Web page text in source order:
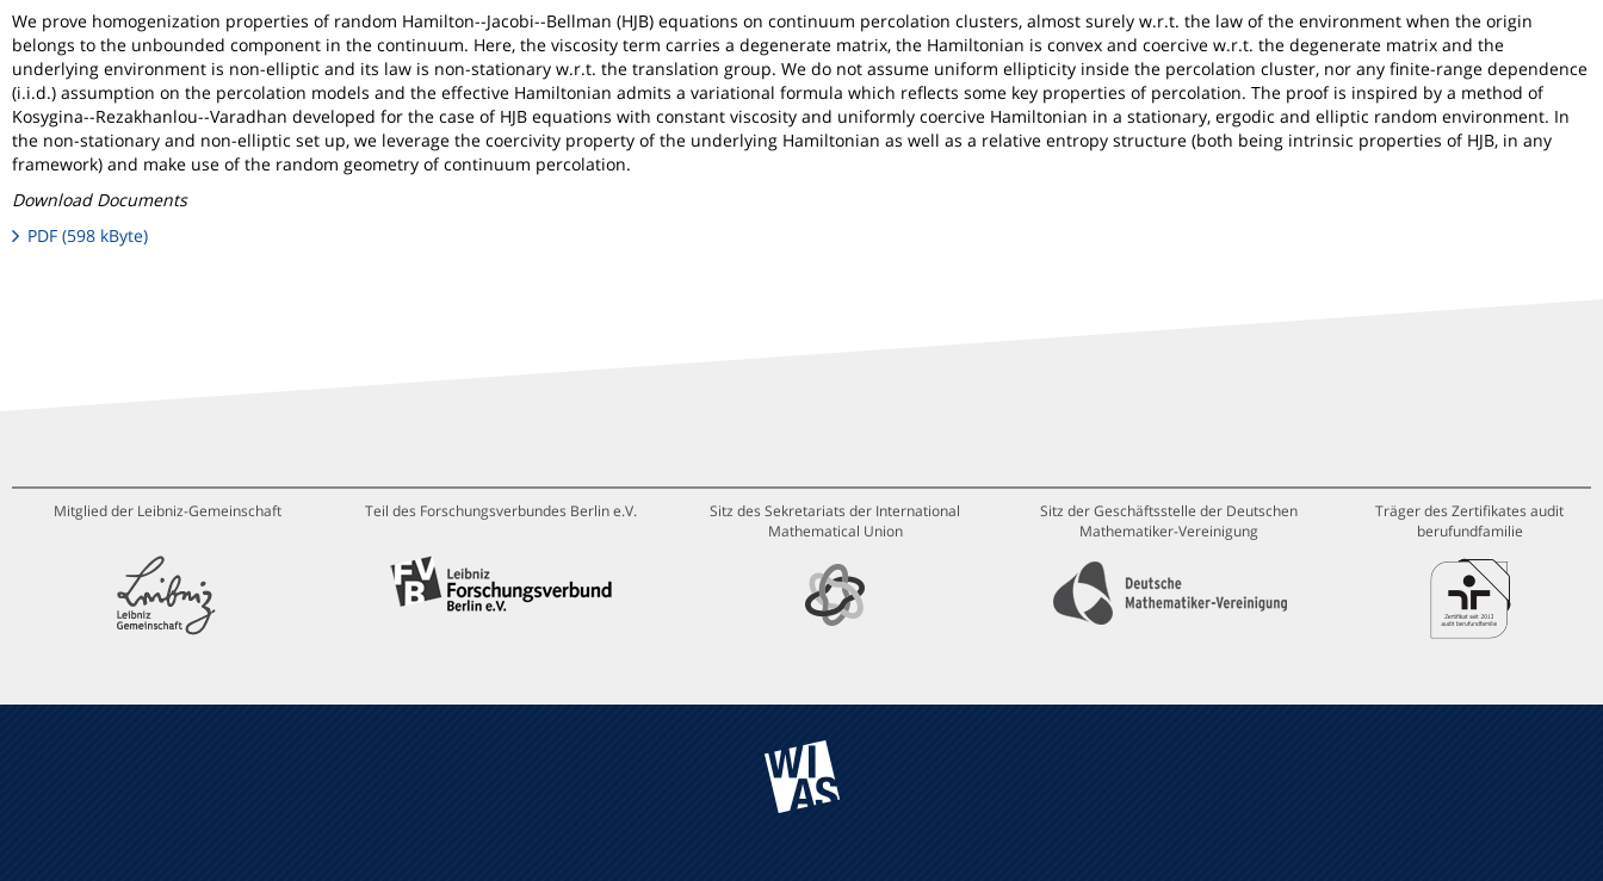
We prove homogenization properties of random Hamilton--Jacobi--Bellman (HJB) equations on continuum percolation clusters, almost surely w.r.t. the law of the environment when the origin
belongs to the unbounded component in the continuum. Here, the viscosity term carries a degenerate matrix, the Hamiltonian is convex and coercive w.r.t. the degenerate matrix and the
underlying environment is non-elliptic and its law is non-stationary w.r.t. the translation group. We do not assume uniform ellipticity inside the percolation cluster, nor any finite-range dependence
(i.i.d.) assumption on the percolation models and the effective Hamiltonian admits a variational formula which reflects some key properties of percolation. The proof is inspired by a method of
Kosygina--Rezakhanlou--Varadhan developed for the case of HJB equations with constant viscosity and uniformly coercive Hamiltonian in a stationary, ergodic and elliptic random environment. In
the non-stationary and non-elliptic set up, we leverage the coercivity property of the underlying Hamiltonian as well as a relative entropy structure (both being intrinsic properties of HJB, in any
framework) and make use of the random geometry of continuum percolation.
Download Documents
PDF (598 kByte)
Mitglied der Leibniz-Gemeinschaft Teil des Forschungsverbundes Berlin e.V.
Sitz des Sekretariats der International
Mathematical Union
Sitz der Geschäftsstelle der Deutschen
Mathematiker-Vereinigung
Träger des Zertifikates audit
berufundfamilie